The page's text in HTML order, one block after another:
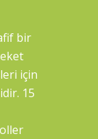
bir
için
15